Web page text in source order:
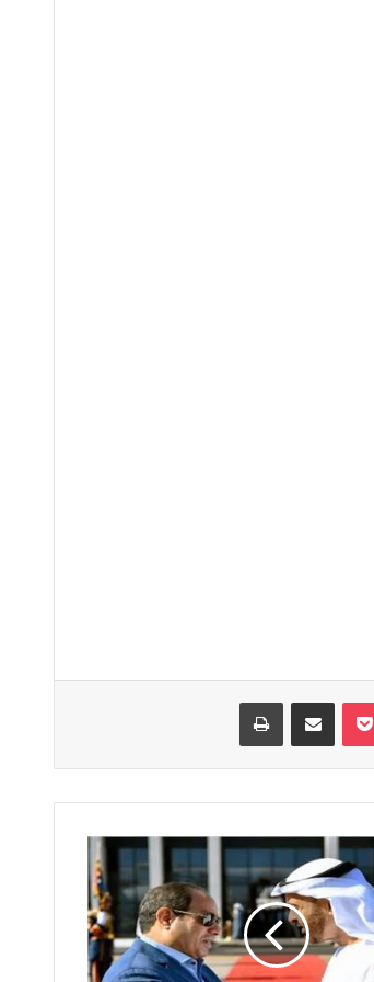
مشاركة عبر البريد